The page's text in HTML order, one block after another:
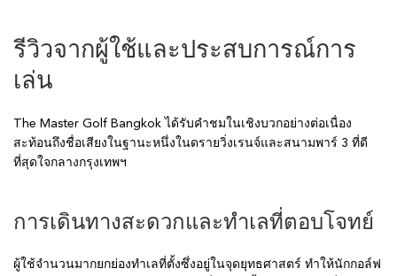
รีวิวจากผู้ใช้และประสบการณ์การ
เล่น
The Master Golf Bangkok ได้รับคำชมในเชิงบวกอย่างต่อเนื่อง
สะท้อนถึงชื่อเสียงในฐานะหนึ่งในดรายวิ่งเรนจ์และสนามพาร์ 3 ที่ดี
ที่สุดใจกลางกรุงเทพฯ
การเดินทางสะดวกและทำเลที่ตอบโจทย์
ผู้ใช้จำนวนมากยกย่องทำเลที่ตั้งซึ่งอยู่ในจุดยุทธศาสตร์ ทำให้นักกอล์ฟ